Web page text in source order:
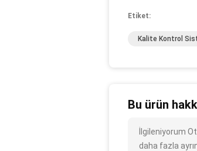
Etiket:
Kalite Kontrol
Bu ürün
İlgileniyorum
daha fazla